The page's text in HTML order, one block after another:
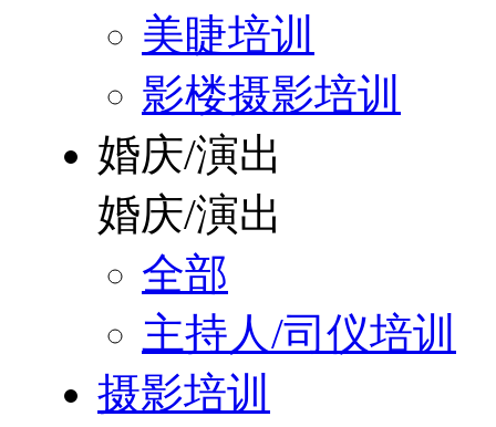
美睫培训
影楼摄影培训
婚庆/演出
婚庆/演出
全部
主持人/司仪培训
摄影培训